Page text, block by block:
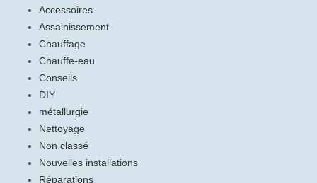
Accessoires
Assainissement
Chauffage
Chauffe-eau
Conseils
DIY
métallurgie
Nettoyage
Non classé
Nouvelles installations
Réparations